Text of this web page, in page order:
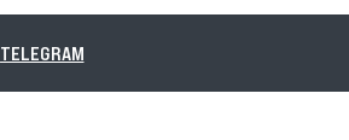
TELEGRAM